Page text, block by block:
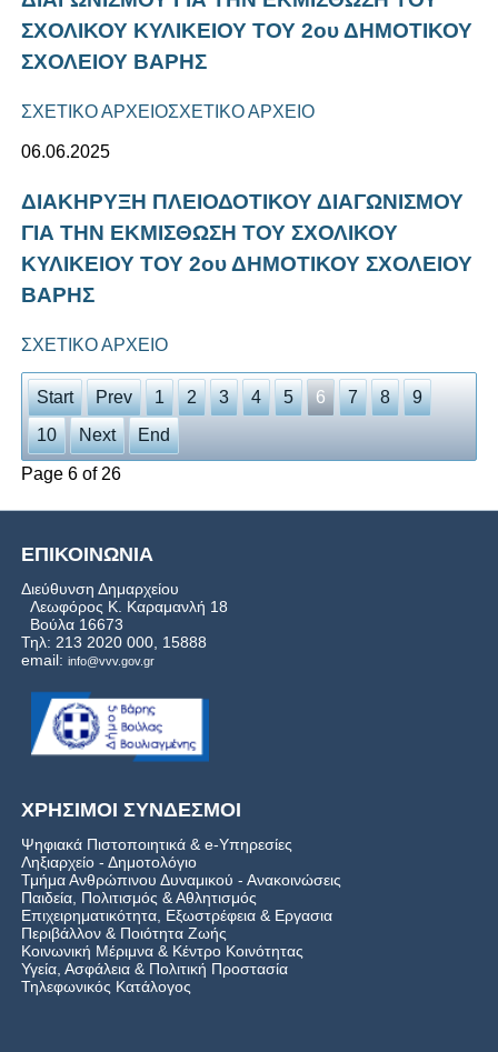
ΣΧΟΛΙΚΟΥ ΚΥΛΙΚΕΙΟΥ ΤΟΥ 2ου ΔΗΜΟΤΙΚΟΥ
ΣΧΟΛΕΙΟΥ ΒΑΡΗΣ
ΣΧΕΤΙΚΟ ΑΡΧΕΙΟΣΧΕΤΙΚΟ ΑΡΧΕΙΟ
06.06.2025
ΔΙΑΚΗΡΥΞΗ ΠΛΕΙΟΔΟΤΙΚΟΥ ΔΙΑΓΩΝΙΣΜΟΥ
ΓΙΑ ΤΗΝ ΕΚΜΙΣΘΩΣΗ ΤΟΥ ΣΧΟΛΙΚΟΥ
ΚΥΛΙΚΕΙΟΥ ΤΟΥ 2ου ΔΗΜΟΤΙΚΟΥ ΣΧΟΛΕΙΟΥ
ΒΑΡΗΣ
ΣΧΕΤΙΚΟ ΑΡΧΕΙΟ
Start Prev 1 2 3 4 5 6 7 8
9
10
Next End
Page 6 of 26
ΕΠΙΚΟΙΝΩΝΙΑ
Διεύθυνση Δημαρχείου
Λεωφόρος Κ. Καραμανλή 18
Βούλα 16673
Τηλ: 213 2020 000, 15888
email: info@vvv.gov.gr
ΧΡΗΣΙΜΟΙ ΣΥΝΔΕΣΜΟΙ
Ψηφιακά Πιστοποιητικά & e-Υπηρεσίες
Ληξιαρχείο - Δημοτολόγιο
Τμήμα Ανθρώπινου Δυναμικού - Ανακοινώσεις
Παιδεία, Πολιτισμός & Αθλητισμός
Επιχειρηματικότητα, Εξωστρέφεια & Εργασια
Περιβάλλον & Ποιότητα Ζωής
Kοινωνική Μέριμνα & Κέντρο Κοινότητας
Υγεία, Ασφάλεια & Πολιτική Προστασία
Τηλεφωνικός Κατάλογος